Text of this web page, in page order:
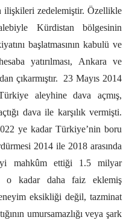
ilişkileri zedelemiştir. Özellikle
Kürdistan bölgesinin
başlatmasının kabulü ve
yatırılması, Ankara ve
çıkarmıştır.
23 Mayıs 2014
aleyhine dava açmış,
dava ile karşılık vermişti.
ye kadar Türkiye’nin boru
2014 ile 2018 arasında
mahkûm ettiği 1.5 milyar
o kadar daha faiz eklemiş
eksikliği değil, tazminat
umursamazlığı veya şark